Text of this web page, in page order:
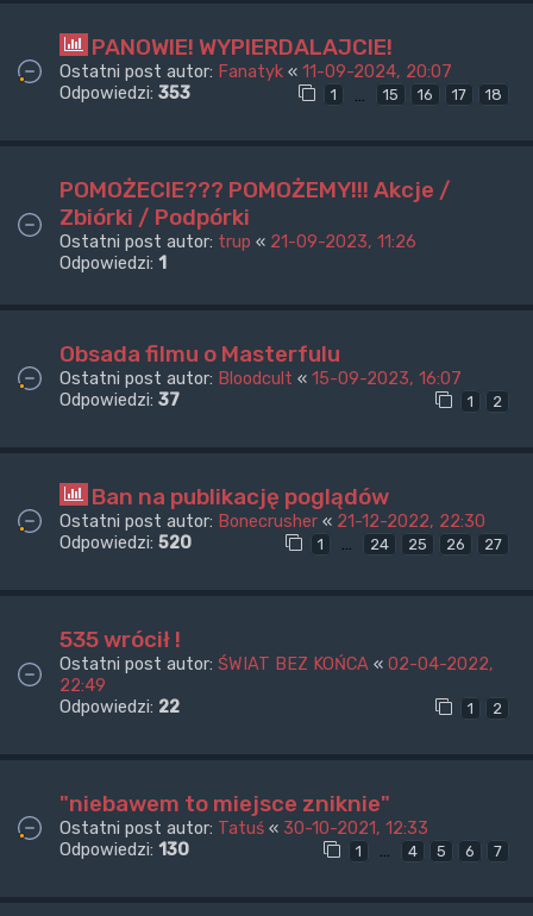
PANOWIE! WYPIERDALAJCIE!
Ostatni post autor: Fanatyk « 11-09-2024, 20:07
Odpowiedzi: 353 1 … 15 16 17 18
POMOŻECIE??? POMOŻEMY!!! Akcje /
Zbiórki / Podpórki
Ostatni post autor: trup « 21-09-2023, 11:26
Odpowiedzi: 1
Obsada filmu o Masterfulu
Ostatni post autor: Bloodcult « 15-09-2023, 16:07
Odpowiedzi: 37 1 2
Ban na publikację poglądów
Ostatni post autor: Bonecrusher « 21-12-2022, 22:30
Odpowiedzi: 520 1 … 24 25 26 27
535 wrócił !
Ostatni post autor: ŚWIAT BEZ KOŃCA « 02-04-2022,
22:49
Odpowiedzi: 22 1 2
"niebawem to miejsce zniknie"
Ostatni post autor: Tatuś « 30-10-2021, 12:33
Odpowiedzi: 130 1 … 4 5 6 7